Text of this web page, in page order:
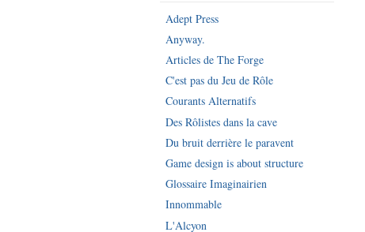
Adept Press
Anyway.
Articles de The Forge
C'est pas du Jeu de Rôle
Courants Alternatifs
Des Rôlistes dans la cave
Du bruit derrière le paravent
Game design is about structure
Glossaire Imaginairien
Innommable
L'Alcyon